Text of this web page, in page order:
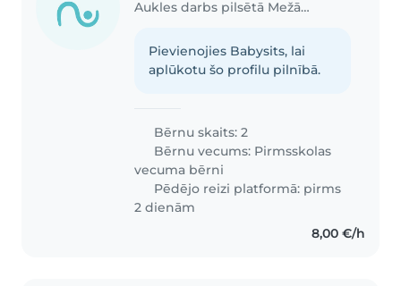
Aukles darbs pilsētā Mežāres | Babysits
Pievienojies Babysits, lai
aplūkotu šo profilu pilnībā.
Bērnu skaits: 2
Bērnu vecums: Pirmsskolas
vecuma bērni
Pēdējo reizi platformā: pirms
2 dienām
8,00 €/h